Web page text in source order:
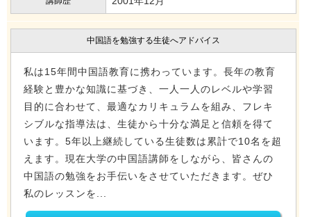
中国語を勉強する生徒へアドバイス
私は15年間中国語教育に携わっています。長年の教育
経験と豊かな知識に基づき、一人一人のレベルや学習
目的に合わせて、最適なカリキュラムを組み、フレキ
シブルな指導法は、生徒から十分な満足と信頼を得て
います。5年以上継続している生徒数は累計で10名を超
えます。現在大学の中国語講師をしながら、皆さんの
中国語の勉強をお手伝いをさせていただきます。ぜひ
私のレッスンを...